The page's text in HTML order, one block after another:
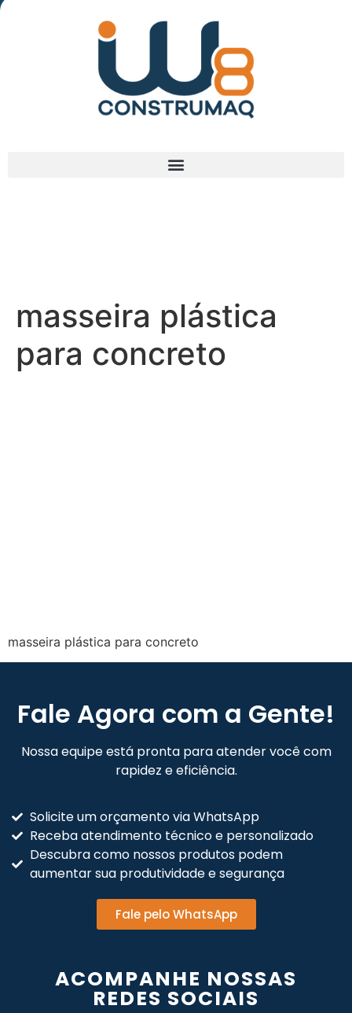
(48) 3238-9838
masseira plástica
para concreto
masseira plástica para concreto
Fale Agora com a Gente!
Nossa equipe está pronta para atender você com
rapidez e eficiência.
Solicite um orçamento via WhatsApp
Receba atendimento técnico e personalizado
Descubra como nossos produtos podem
aumentar sua produtividade e segurança
Fale pelo WhatsApp
ACOMPANHE NOSSAS
REDES SOCIAIS